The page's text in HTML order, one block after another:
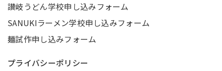
讃岐うどん学校申し込みフォーム
SANUKIラーメン学校申し込みフォーム
麺試作申し込みフォーム
プライバシーポリシー